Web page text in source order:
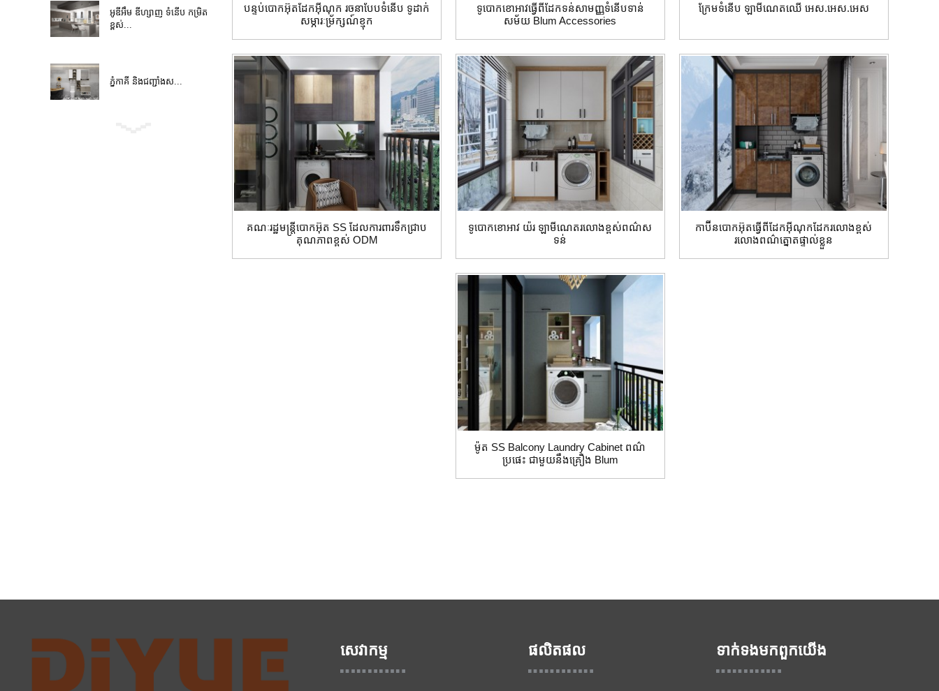
អូឌីអឹម ឌីហ្សាញ ទំនើប កម្រិត
ខ្ពស់...
ភ្នំកាគី និងជញ្ជាំងស...
បន្ទប់បោកអ៊ុតដែកអ៊ីណុក រចនាបែបទំនើប ទូដាក់
សម្ភារៈម្រ័ក្សណ៍ខ្មុក
ទូបោកខោអាវធ្វើពីដែកទន់សាមញ្ញទំនើបទាន់
សម័យ Blum Accessories
ក្រែមទំនើប ឡាមីណេតឈើ អេស.អេស.អេស
គណៈរដ្ឋមន្ត្រីបោកអ៊ុត SS ដែលការពារទឹកជ្រាប
គុណភាពខ្ពស់ ODM
ទូបោកខោអាវ យ៉រ ឡាមីណេតរលោងខ្ពស់ពណ៌ស
ទន់
កាប៊ីនបោកអ៊ុតធ្វើពីដែកអ៊ីណុកដែករលោងខ្ពស់
រលោងពណ៌ត្នោតផ្ទាល់ខ្លួន
ម៉ូត SS Balcony Laundry Cabinet ពណ៌
ប្រផេះ ជាមួយនឹងគ្រឿង Blum
សេវាកម្ម ផលិតផល ទាក់ទង​មក​ពួក​យើង